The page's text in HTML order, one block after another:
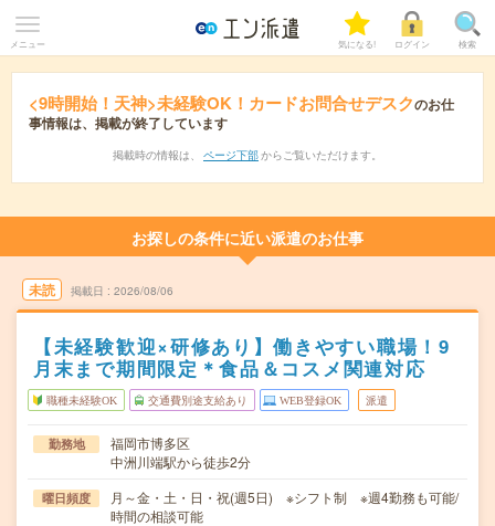
メニュー 気になる! ログイン 検索
<9時開始！天神>未経験OK！カードお問合せデスクのお仕
事情報は、掲載が終了しています
掲載時の情報は、 ページ下部 からご覧いただけます。
お探しの条件に近い派遣のお仕事
未読 掲載日 2026/08/06
【未経験歓迎×研修あり】働きやすい職場！9
月末まで期間限定＊食品＆コスメ関連対応
職種未経験OK 交通費別途支給あり WEB登録OK 派遣
勤務地
福岡市博多区
中洲川端駅から徒歩2分
曜日頻度
月～金・土・日・祝(週5日) ※シフト制 ※週4勤務も可能/
時間の相談可能